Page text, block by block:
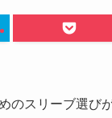
のスリーブ選び